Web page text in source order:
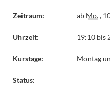
Zeitraum: ab Mo.,
Uhrzeit: 19:10 bis
Kurstage: Montag
Status: